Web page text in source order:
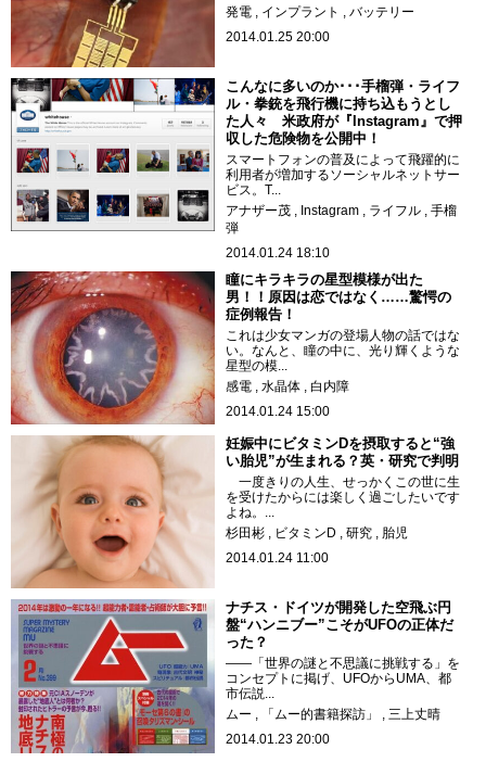
発電
インプラント
バッテリー
2014.01.25 20:00
こんなに多いのか･･･手榴弾・ライフ
ル・拳銃を飛行機に持ち込もうとし
た人々 米政府が『Instagram』で押
収した危険物を公開中！
スマートフォンの普及によって飛躍的に
利用者が増加するソーシャルネットサー
ビス。T...
アナザー茂
Instagram ライフル
手榴
弾
2014.01.24 18:10
瞳にキラキラの星型模様が出た
男！！原因は恋ではなく……驚愕の
症例報告！
これは少女マンガの登場人物の話ではな
い。なんと、瞳の中に、光り輝くような
星型の模...
感電
水晶体
白内障
2014.01.24 15:00
妊娠中にビタミンDを摂取すると“強
い胎児”が生まれる？英・研究で判明
一度きりの人生、せっかくこの世に生
を受けたからには楽しく過ごしたいです
よね。...
杉田彬
ビタミンD 研究
胎児
2014.01.24 11:00
ナチス・ドイツが開発した空飛ぶ円
盤“ハンニブー”こそがUFOの正体だ
った？
――「世界の謎と不思議に挑戦する」を
コンセプトに掲げ、UFOからUMA、都
市伝説...
ムー
「ムー的書籍探訪」
三上丈晴
2014.01.23 20:00